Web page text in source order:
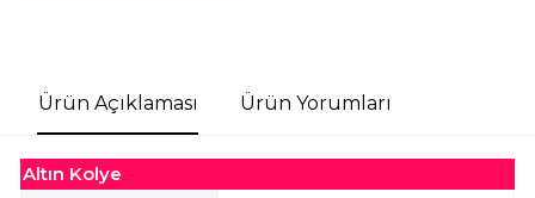
Ürün Açıklaması Ürün Yorumları
Altın Kolye